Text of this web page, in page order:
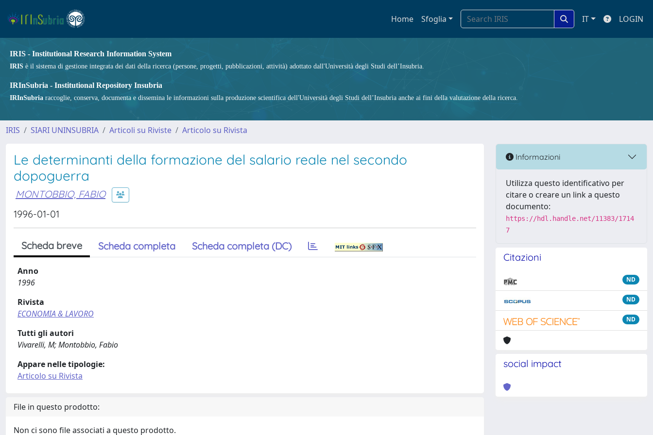
Home Sfoglia IT LOGIN
IRIS - Institutional Research Information System
IRIS è il sistema di gestione integrata dei dati della ricerca (persone, progetti, pubblicazioni, attività) adottato dall'Università degli Studi dell’Insubria.
IRInSubria - Institutional Repository Insubria
IRInSubria raccoglie, conserva, documenta e dissemina le informazioni sulla produzione scientifica dell'Università degli Studi dell’Insubria anche ai fini della valutazione della ricerca.
IRIS SIARI UNINSUBRIA Articoli su Riviste Articolo su Rivista
Le determinanti della formazione del salario reale nel secondo
dopoguerra
MONTOBBIO, FABIO
1996-01-01
Scheda breve Scheda completa Scheda completa (DC)
Anno
1996
Rivista
ECONOMIA & LAVORO
Tutti gli autori
Vivarelli, M; Montobbio, Fabio
Appare nelle tipologie:
Articolo su Rivista
File in questo prodotto:
Non ci sono file associati a questo prodotto.
Informazioni
Utilizza questo identificativo per
citare o creare un link a questo
documento:
https://hdl.handle.net/11383/1714
7
Citazioni
ND
ND
ND
social impact